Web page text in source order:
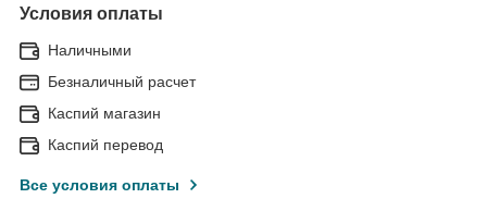
Условия оплаты
Наличными
Безналичный расчет
Каспий магазин
Каспий перевод
Все условия оплаты